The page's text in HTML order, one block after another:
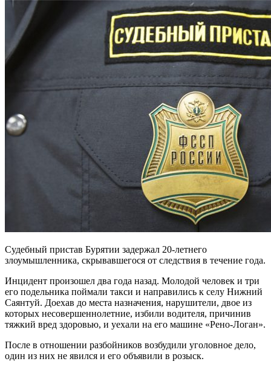
Судебный пристав Бурятии задержал 20-летнего
злоумышленника, скрывавшегося от следствия в течение года.
Инцидент произошел два года назад. Молодой человек и три
его подельника поймали такси и направились к селу Нижний
Саянтуй. Доехав до места назначения, нарушители, двое из
которых несовершеннолетние, избили водителя, причинив
тяжкий вред здоровью, и уехали на его машине «Рено-Логан».
После в отношении разбойников возбудили уголовное дело,
один из них не явился и его объявили в розыск.